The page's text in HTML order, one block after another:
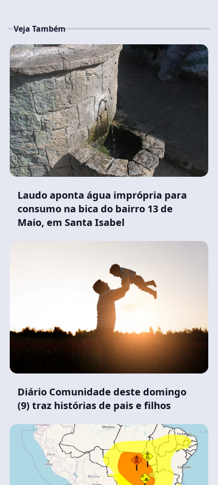
Veja Também
Laudo aponta água imprópria para
consumo na bica do bairro 13 de
Maio, em Santa Isabel
Diário Comunidade deste domingo
(9) traz histórias de pais e filhos